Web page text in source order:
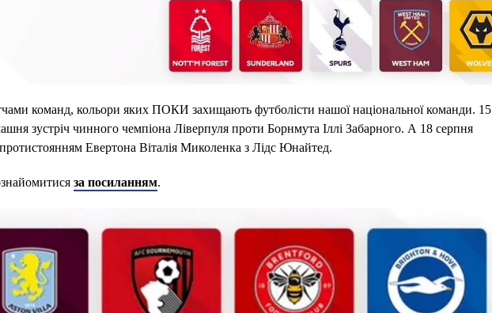
команд, кольори яких ПОКИ захищають футболісти нашої національної команди. 15
зустріч чинного чемпіона Ліверпуля проти Борнмута Іллі Забарного. А 18 серпня
Евертона Віталія Миколенка з Лідс Юнайтед.
за посиланням.